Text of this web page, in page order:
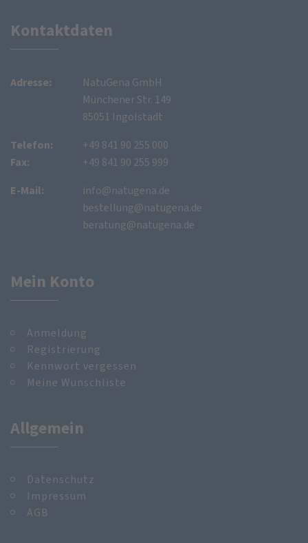
Kontaktdaten
Adresse:
NatuGena GmbH
Münchener Str. 149
85051 Ingolstadt
Telefon:
Fax:
+49 841 90 255 000
+49 841 90 255 999
E-Mail:
info@natugena.de
bestellung@natugena.de
beratung@natugena.de
Mein Konto
Anmeldung
Registrierung
Kennwort vergessen
Meine Wunschliste
Allgemein
Datenschutz
Impressum
AGB